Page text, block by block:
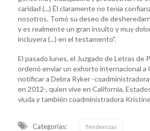
caridad (...) Él claramente no tenía
nosotros. Tomó su deseo de
y es realmente un gran insulto y muy
incluyera (...) en el testamento".
El pasado lunes, el Juzgado de Letras de
ordenó enviar un exhorto internacional a
notificar a Debra Ryker -
en 2012-, quien vive en California,
viuda y también coadministradora
Categorias: Tendencias